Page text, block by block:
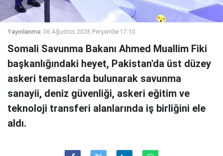
Yayınlanma: 06 Ağustos 2026 Perşembe 17:10
Somali Savunma Bakanı Ahmed Muallim Fiki
başkanlığındaki heyet, Pakistan'da üst düzey
askeri temaslarda bulunarak savunma
sanayii, deniz güvenliği, askeri eğitim ve
teknoloji transferi alanlarında iş birliğini ele
aldı.